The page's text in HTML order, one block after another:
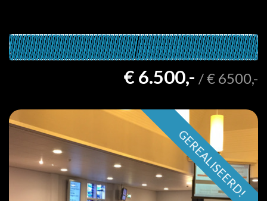
€ 6.500,- /€ 6500,-
GEREALISEERD!